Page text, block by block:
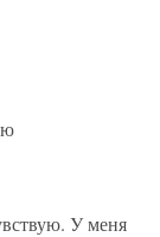
У меня